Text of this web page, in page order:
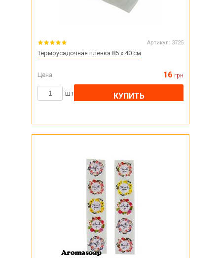
Артикул: 3725
Термоусадочная пленка 85 х 40 см
Цена 16 грн
шт КУПИТЬ